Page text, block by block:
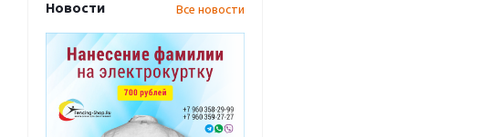
Новости Все новости